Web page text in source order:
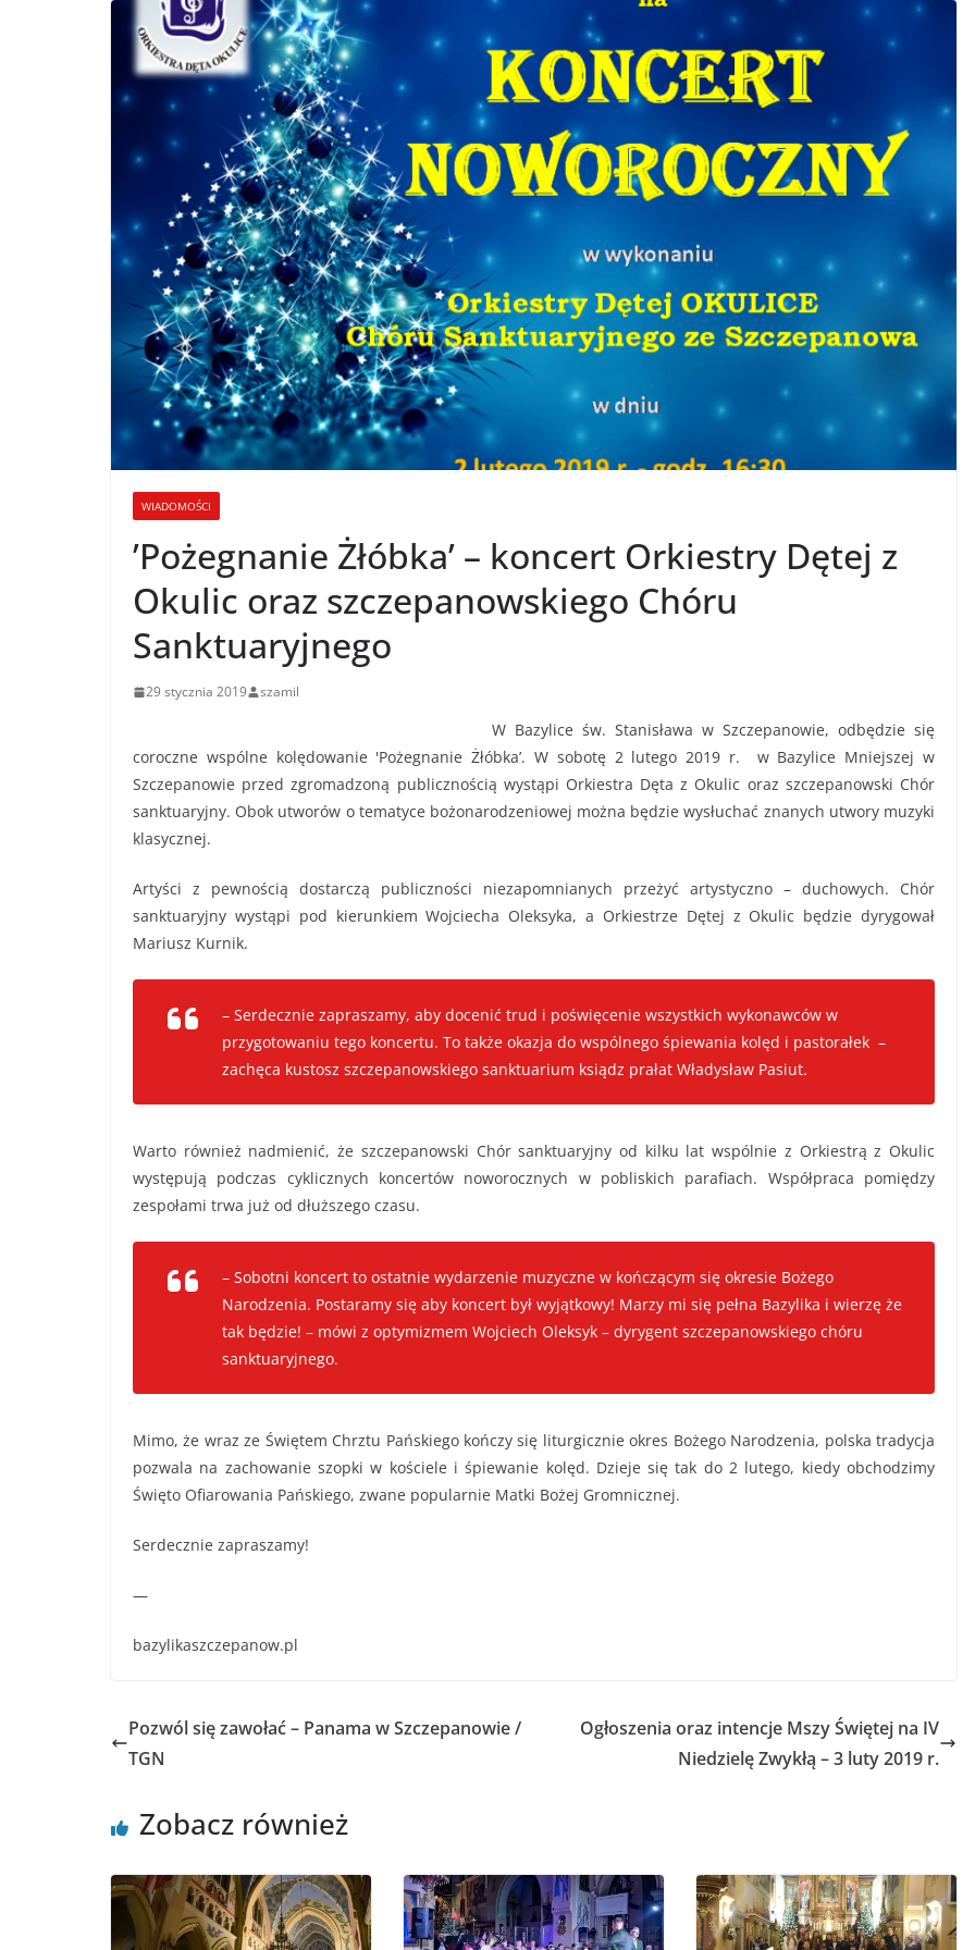
WIADOMOŚCI
’Pożegnanie Żłóbka’ – koncert Orkiestry Dętej z
Okulic oraz szczepanowskiego Chóru
Sanktuaryjnego
29 stycznia 2019 szamil
W Bazylice św. Stanisława w Szczepanowie, odbędzie się
coroczne wspólne kolędowanie 'Pożegnanie Żłóbka’. W sobotę 2 lutego 2019 r. w Bazylice Mniejszej w
Szczepanowie przed zgromadzoną publicznością wystąpi Orkiestra Dęta z Okulic oraz szczepanowski Chór
sanktuaryjny. Obok utworów o tematyce bożonarodzeniowej można będzie wysłuchać znanych utwory muzyki
klasycznej.
Artyści z pewnością dostarczą publiczności niezapomnianych przeżyć artystyczno – duchowych. Chór
sanktuaryjny wystąpi pod kierunkiem Wojciecha Oleksyka, a Orkiestrze Dętej z Okulic będzie dyrygował
Mariusz Kurnik.
– Serdecznie zapraszamy, aby docenić trud i poświęcenie wszystkich wykonawców w
przygotowaniu tego koncertu. To także okazja do wspólnego śpiewania kolęd i pastorałek –
zachęca kustosz szczepanowskiego sanktuarium ksiądz prałat Władysław Pasiut.
Warto również nadmienić, że szczepanowski Chór sanktuaryjny od kilku lat wspólnie z Orkiestrą z Okulic
występują podczas cyklicznych koncertów noworocznych w pobliskich parafiach. Współpraca pomiędzy
zespołami trwa już od dłuższego czasu.
– Sobotni koncert to ostatnie wydarzenie muzyczne w kończącym się okresie Bożego
Narodzenia. Postaramy się aby koncert był wyjątkowy! Marzy mi się pełna Bazylika i wierzę że
tak będzie! – mówi z optymizmem Wojciech Oleksyk – dyrygent szczepanowskiego chóru
sanktuaryjnego.
Mimo, że wraz ze Świętem Chrztu Pańskiego kończy się liturgicznie okres Bożego Narodzenia, polska tradycja
pozwala na zachowanie szopki w kościele i śpiewanie kolęd. Dzieje się tak do 2 lutego, kiedy obchodzimy
Święto Ofiarowania Pańskiego, zwane popularnie Matki Bożej Gromnicznej.
Serdecznie zapraszamy!
—
bazylikaszczepanow.pl
Pozwól się zawołać – Panama w Szczepanowie /
TGN
Ogłoszenia oraz intencje Mszy Świętej na IV
Niedzielę Zwykłą – 3 luty 2019 r.
Zobacz również